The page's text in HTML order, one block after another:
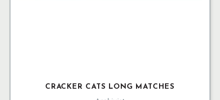
CRACKER CATS LONG MATCHES